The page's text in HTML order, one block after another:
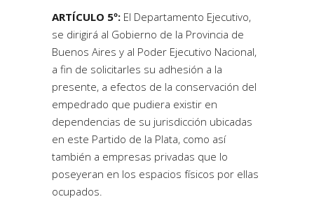
ARTÍCULO 5º: El Departamento Ejecutivo,
se dirigirá al Gobierno de la Provincia de
Buenos Aires y al Poder Ejecutivo Nacional,
a fin de solicitarles su adhesión a la
presente, a efectos de la conservación del
empedrado que pudiera existir en
dependencias de su jurisdicción ubicadas
en este Partido de la Plata, como así
también a empresas privadas que lo
poseyeran en los espacios físicos por ellas
ocupados.